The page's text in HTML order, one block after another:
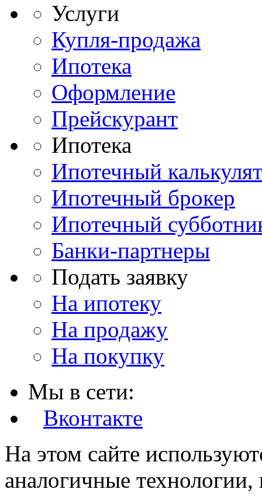
Услуги
Купля-продажа
Ипотека
Оформление
Прейскурант
Ипотека
Ипотечный
Ипотечный брокер
Ипотечный
Банки-партнеры
Подать заявку
На ипотеку
На продажу
На покупку
Мы в сети:
Вконтакте
На этом сайте
аналогичные технологии,